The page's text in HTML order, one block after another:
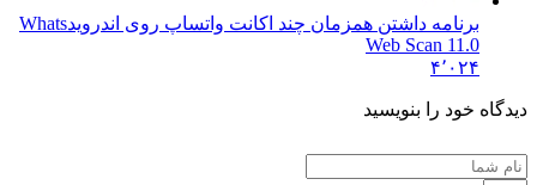
برنامه داشتن همزمان چند اکانت واتساپ روی اندروید Whats
Web Scan 11.0
خود را بنویسید